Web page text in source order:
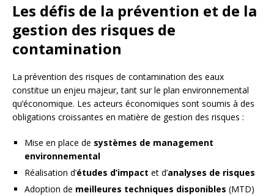
Les défis de la prévention et de la
gestion des risques de
contamination
La prévention des risques de contamination des eaux
constitue un enjeu majeur, tant sur le plan environnemental
qu’économique. Les acteurs économiques sont soumis à des
obligations croissantes en matière de gestion des risques :
Mise en place de systèmes de management
environnemental
Réalisation d’études d’impact et d’analyses de risques
Adoption de meilleures techniques disponibles (MTD)